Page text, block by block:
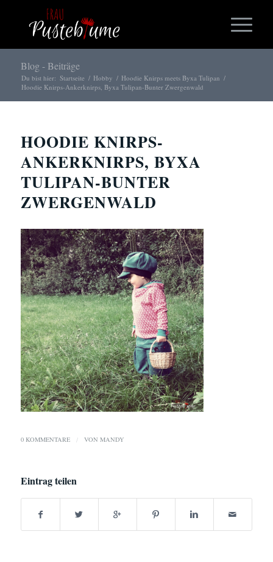
Blog - Beiträge
Du bist hier: Startseite / Hobby / Hoodie Knirps meets Byxa Tulipan /
Hoodie Knirps-Ankerknirps, Byxa Tulipan-Bunter Zwergenwald
HOODIE KNIRPS-
ANKERKNIRPS, BYXA
TULIPAN-BUNTER
ZWERGENWALD
0 KOMMENTARE / VON MANDY
Eintrag teilen